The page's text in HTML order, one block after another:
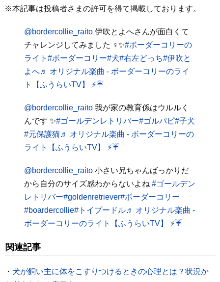
※本記事は投稿者さまの許可を得て掲載しております。
@bordercollie_raito伊吹とよへさんが面白くて
チャレンジしてみました ‍♀️✨#ボーダーコリーの
ライト #ボーダーコリー#犬#右左どっち#伊吹と
よへ♬ オリジナル楽曲 - ボーダーコリーのライ
ト【ふうらいTV】 ⚡️☔️
@bordercollie_raito我が家の教育係はウルルく
んです ✨#ゴールデンレトリバー#ゴルパピ#子犬
#元保護猫♬ オリジナル楽曲 - ボーダーコリーの
ライト【ふうらいTV】 ⚡️☔️
@bordercollie_raito小さい兄ちゃんばっかりだ
から自分のサイズ感わからないよね #ゴールデン
レトリバー#goldenretriever#ボーダーコリー
#boardercollie#トイプードル♬ オリジナル楽曲 -
ボーダーコリーのライト【ふうらいTV】 ⚡️☔️
関連記事
・ 犬が飼い主に体をこすりつけるときの心理とは？状況か